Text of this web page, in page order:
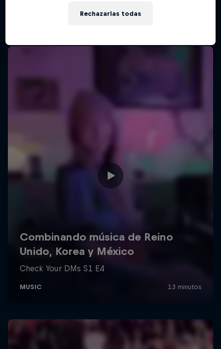
Rechazarlas todas